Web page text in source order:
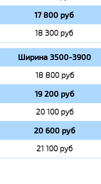
17 800 руб
18 300 руб
Ширина 3500-3900
18 800 руб
19 200 руб
20 100 руб
20 600 руб
21 100 руб